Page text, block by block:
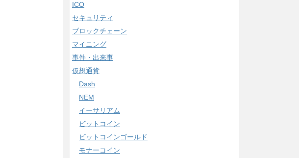
ICO
セキュリティ
ブロックチェーン
マイニング
事件・出来事
仮想通貨
Dash
NEM
イーサリアム
ビットコイン
ビットコインゴールド
モナーコイン